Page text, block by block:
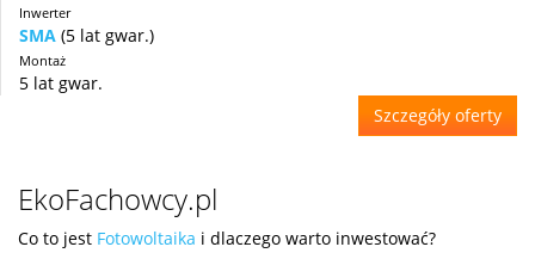
Inwerter
SMA (5 lat gwar.)
Montaż
5 lat gwar.
Szczegóły oferty
EkoFachowcy.pl
Co to jest Fotowoltaika i dlaczego warto inwestować?